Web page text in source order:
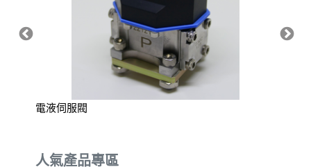
電液伺服閥
人氣產品專區